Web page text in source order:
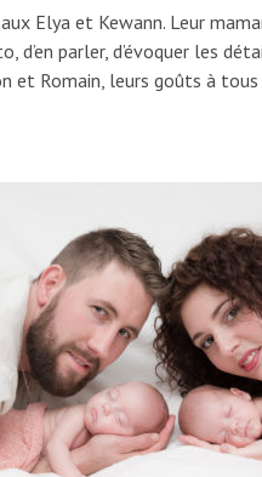
Elya et Kewann. Leur
d’en parler, d’évoquer les
et Romain, leurs goûts à